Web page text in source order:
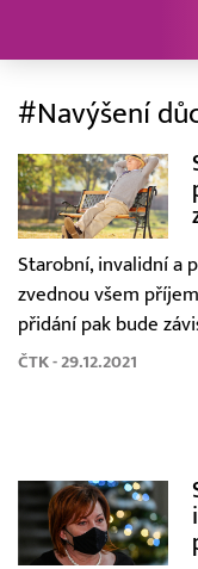
#Navýšení
Starobní, invalidní a
zvednou všem
přidání pak bude
ČTK - 29.12.2021